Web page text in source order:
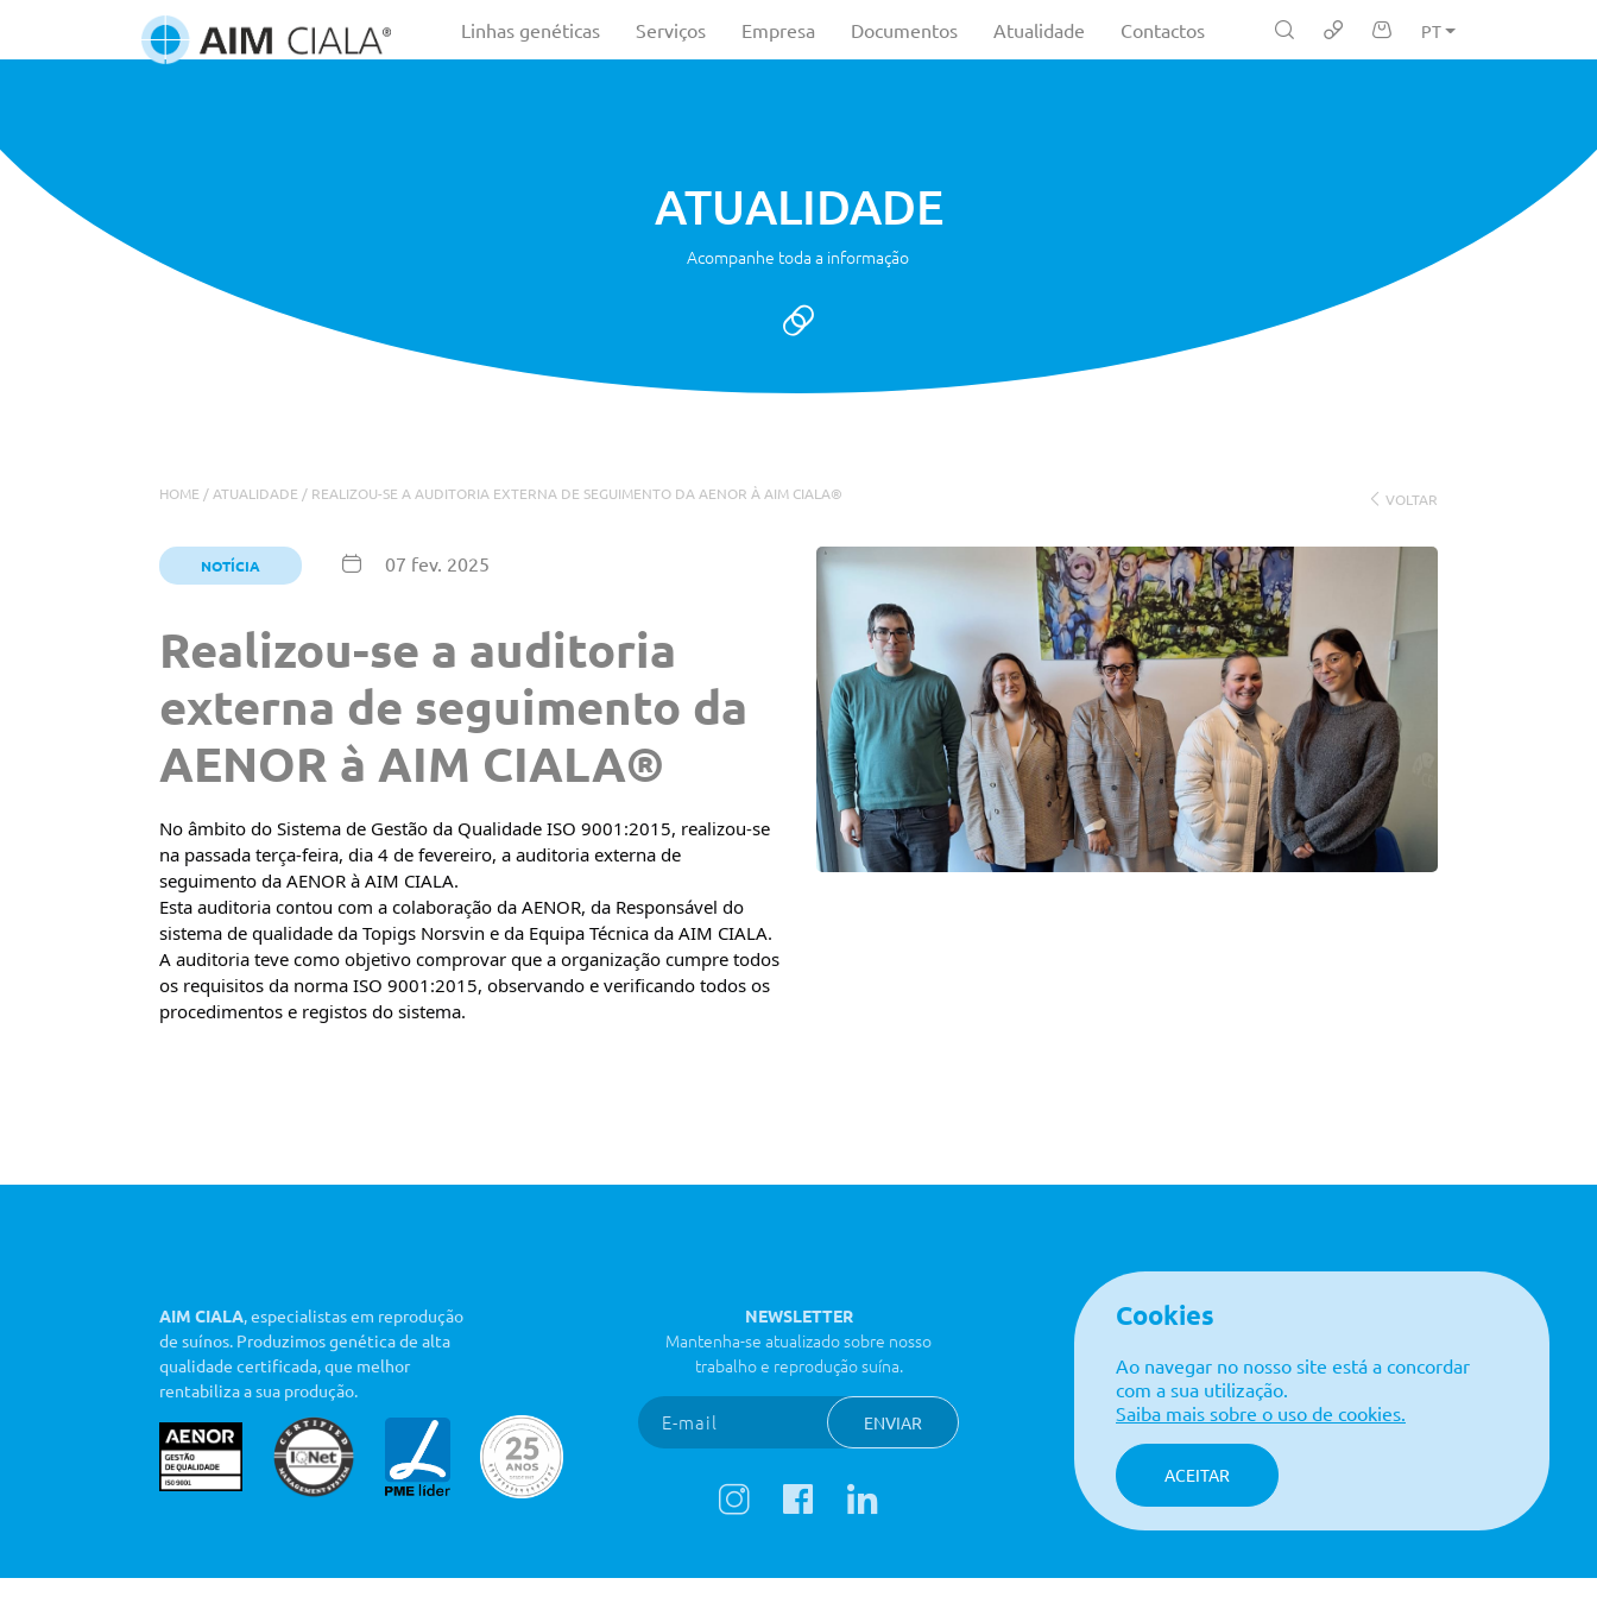
Linhas genéticas Serviços Empresa Documentos Atualidade Contactos PT
ATUALIDADE
Acompanhe toda a informação
HOME / ATUALIDADE / REALIZOU-SE A AUDITORIA EXTERNA DE SEGUIMENTO DA AENOR À AIM CIALA® VOLTAR
NOTÍCIA 07 fev. 2025
Realizou-se a auditoria
externa de seguimento da
AENOR à AIM CIALA®
No âmbito do Sistema de Gestão da Qualidade ISO 9001:2015, realizou-se
na passada terça-feira, dia 4 de fevereiro, a auditoria externa de
seguimento da AENOR à AIM CIALA.
Esta auditoria contou com a colaboração da AENOR, da Responsável do
sistema de qualidade da Topigs Norsvin e da Equipa Técnica da AIM CIALA.
A auditoria teve como objetivo comprovar que a organização cumpre todos
os requisitos da norma ISO 9001:2015, observando e verificando todos os
procedimentos e registosdo sistema.
AIM CIALA, especialistas em reprodução
de suínos. Produzimos genética de alta
qualidade certificada, que melhor
rentabiliza a sua produção.
NEWSLETTER
Mantenha-se atualizado sobre nosso
trabalho e reprodução suína.
ENVIAR
LINKS ÚTEIS
Contactos
Política de Privacidade
Livro de Reclamações
Cookies
Ao navegar no nosso site está a concordar
com a sua utilização.
Saiba mais sobre o uso de cookies.
ACEITAR